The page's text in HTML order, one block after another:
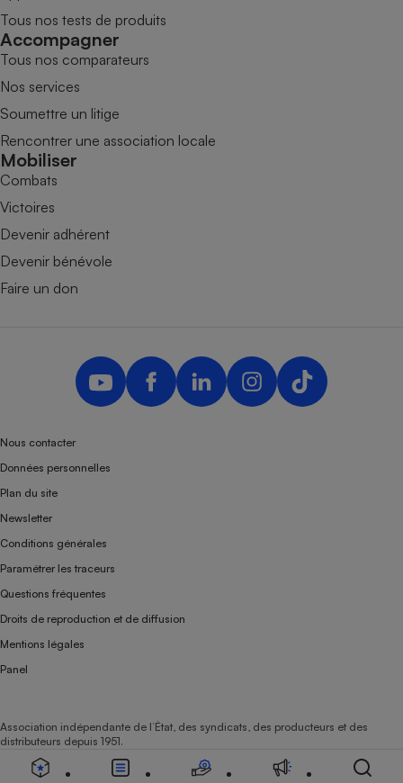
Tous nos tests de produits
Accompagner
Tous nos comparateurs
Nos services
Soumettre un litige
Rencontrer une association locale
Mobiliser
Combats
Victoires
Devenir adhérent
Devenir bénévole
Faire un don
Nous contacter
Données personnelles
Plan du site
Newsletter
Conditions générales
Paramétrer les traceurs
Questions fréquentes
Droits de reproduction et de diffusion
Mentions légales
Panel
Association indépendante de l’État, des syndicats, des producteurs et des
distributeurs depuis 1951.